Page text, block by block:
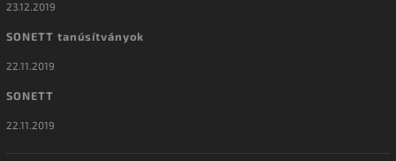
23.12.2019
SONETT tanúsítványok
22.11.2019
SONETT
22.11.2019